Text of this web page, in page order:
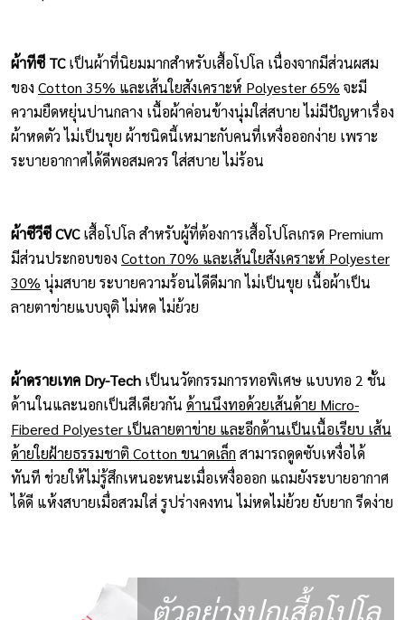
ผ้าทีซี TCเป็นผ้าที่นิยมมากสำหรับเสื้อโปโล เนื่องจากมีส่วนผสม
ของ Cotton 35% และเส้นใยสังเคราะห์ Polyester 65% จะมี
ความยืดหยุ่นปานกลาง เนื้อผ้าค่อนข้างนุ่มใส่สบาย ไม่มีปัญหาเรื่อง
ผ้าหดตัว ไม่เป็นขุย ผ้าชนิดนี้เหมาะกับคนที่เหงื่อออกง่าย เพราะ
ระบายอากาศได้ดีพอสมควร ใส่สบาย ไม่ร้อน
ผ้าซีวีซี CVCเสื้อโปโล สำหรับผู้ที่ต้องการเสื้อโปโลเกรด Premium
มีส่วนประกอบของ Cotton 70% และเส้นใยสังเคราะห์ Polyester
30% นุ่มสบาย ระบายความร้อนไดีดีมาก ไม่เป็นขุย เนื้อผ้าเป็น
ลายตาข่ายแบบจุติ ไม่หด ไม่ย้วย
ผ้าดรายเทค Dry-Tech เป็นนวัตกรรมการทอพิเศษ แบบทอ 2 ชั้น
ด้านในและนอกเป็นสีเดียวกัน ด้านนึงทอด้วยเส้นด้าย Micro-
Fibered Polyester เป็นลายตาข่าย และอีกด้านเป็นเนื้อเรียบ เส้น
ด้ายใยฝ้ายธรรมชาติ Cotton ขนาดเล็ก สามารถดูดซับเหงื่อได้
ทันที ช่วยให้ไม่รู้สึกเหนอะหนะเมื่อเหงื่อออก แถมยังระบายอากาศ
ได้ดี แห้งสบายเมื่อสวมใส่ รูปร่างคงทน ไม่หดไม่ย้วย ยับยาก รีดง่าย
ตัวอย่างปกเสื้อโปโล